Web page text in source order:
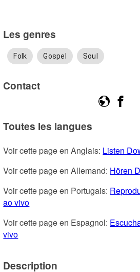
Les genres
Folk Gospel Soul
Contact
Toutes les langues
Voir cette page en Anglais: Listen
Voir cette page en Allemand: Hören
Voir cette page en Portugais:
ao vivo
Voir cette page en Espagnol:
vivo
Description